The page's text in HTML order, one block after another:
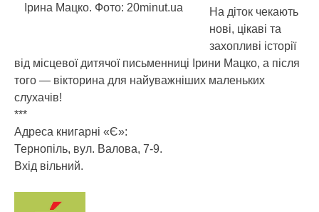
Ірина Мацко. Фото: 20minut.ua
На діток чекають
нові, цікаві та
захопливі історії
від місцевої дитячої письменниці Ірини Мацко, а після
того — вікторина для найуважніших маленьких
слухачів!
***
Адреса книгарні «Є»:
Тернопіль, вул. Валова, 7-9.
Вхід вільний.